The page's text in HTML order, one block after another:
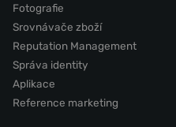
Fotografie
Srovnávače zboží
Reputation Management
Správa identity
Aplikace
Reference marketing